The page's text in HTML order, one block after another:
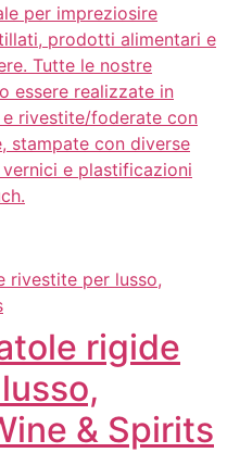
per impreziosire
prodotti alimentari e
Tutte le nostre
essere realizzate in
rivestite/foderate con
stampate con diverse
e plastificazioni
rigide
& Spirits